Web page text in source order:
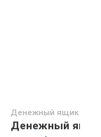
Денежный ящик